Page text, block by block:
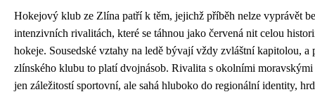
Hokejový klub ze Zlína patří k těm, jejichž příběh nelze vyprávět
intenzivních rivalitách, které se táhnou jako červená nit celou
hokeje. Sousedské vztahy na ledě bývají vždy zvláštní kapitolou, a
zlínského klubu to platí dvojnásob. Rivalita s okolními
jen záležitostí sportovní, ale sahá hluboko do regionální identity,